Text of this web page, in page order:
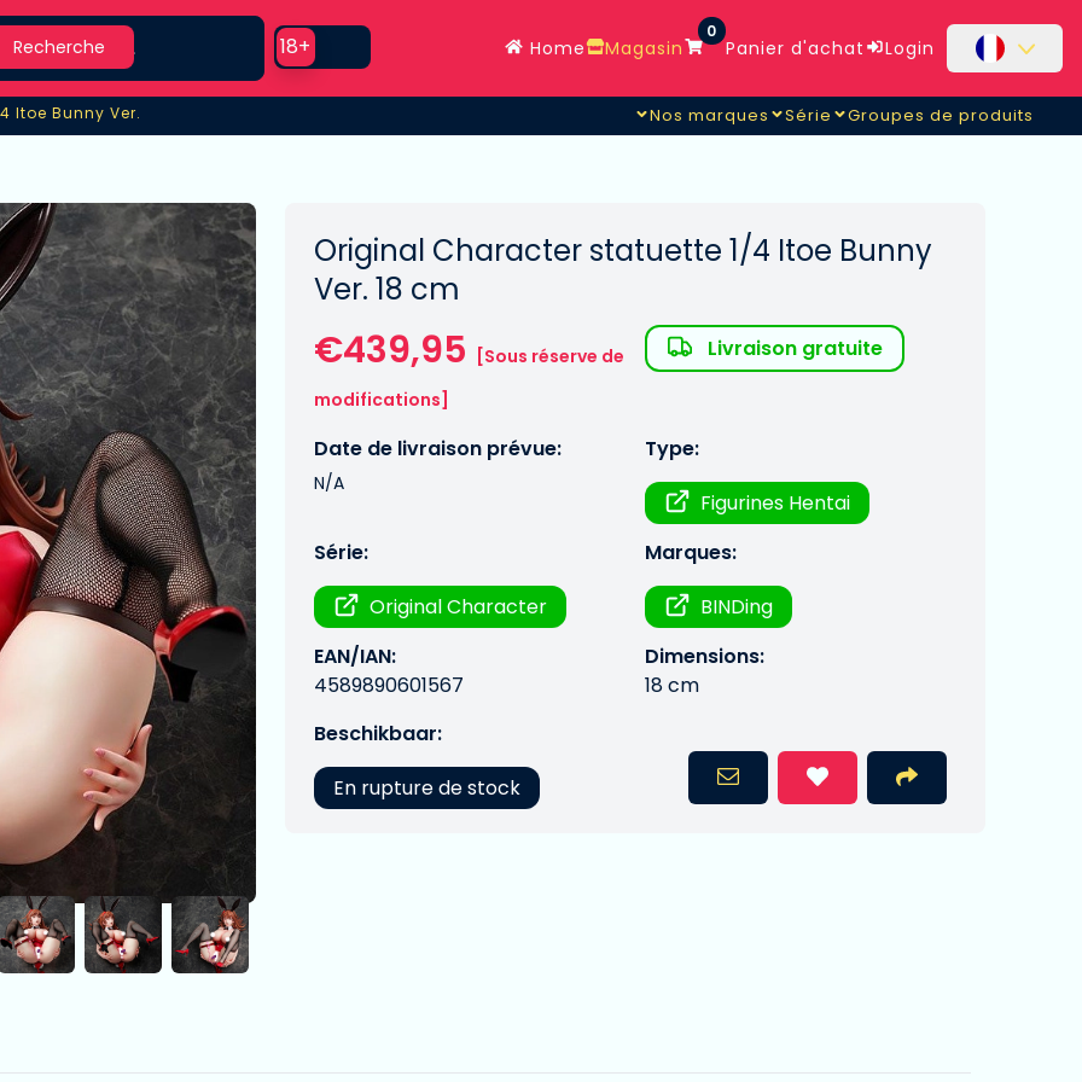
Recherche
Use setting
18+ Home Magasin
0
Panier d'achat Login
Itoe Bunny Ver.
Itoe Bunny Ver. Nos marques Série Groupes de produits
Original Character statuette 1/4 Itoe Bunny
Ver. 18 cm
€439,95
[Sous réserve de
modifications]
Livraison gratuite
Date de livraison prévue:
N/A
Type:
Figurines Hentai
Série:
Original Character
Marques:
BINDing
EAN/IAN:
4589890601567
Dimensions:
18 cm
Beschikbaar:
En rupture de stock